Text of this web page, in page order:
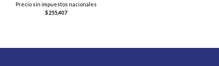
Precio sin impuestos nacionales
$255,407